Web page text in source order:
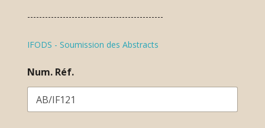
----------------------------------------------
IFODS - Soumission des Abstracts
Num. Réf.